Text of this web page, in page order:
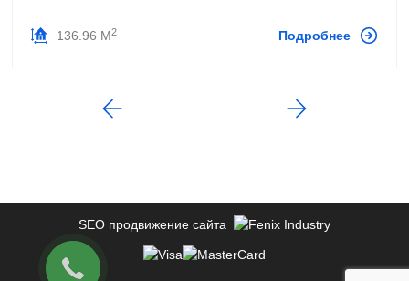
136.96 М2 Подробнее
SEO продвижение сайта